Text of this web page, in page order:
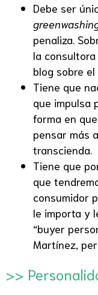
Debe ser
penaliza.
la
blog sobre el
Tiene que
que impulsa
forma en
pensar más
transcienda.
Tiene que
que
consumidor
le importa y
“buyer
Martínez,
>>